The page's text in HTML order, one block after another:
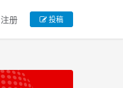
注册 投稿